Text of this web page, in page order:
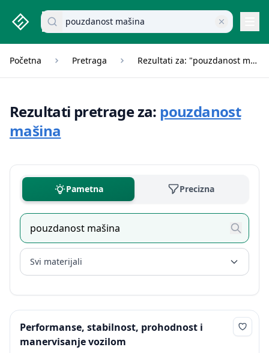
studenti.rs home page
Pretraži dokumente
Početna Pretraga Rezultati za: "pouzdanost mašina"
Rezultati pretrage za: pouzdanost
mašina
Pametna Precizna
Svi materijali
Performanse, stabilnost, prohodnost i
manervisanje vozilom